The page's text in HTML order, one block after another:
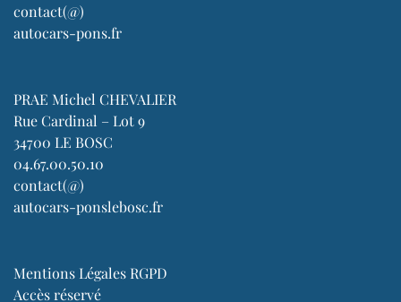
contact(@)
autocars-pons.fr
PRAE Michel CHEVALIER
Rue Cardinal – Lot 9
34700 LE BOSC
04.67.00.50.10
contact(@)
autocars-ponslebosc.fr
Mentions Légales RGPD
Accès réservé